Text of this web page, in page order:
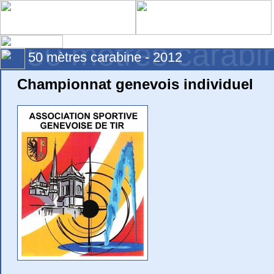
50 mètres
50 mètres carabine - 2012
Championnat genevois individuel